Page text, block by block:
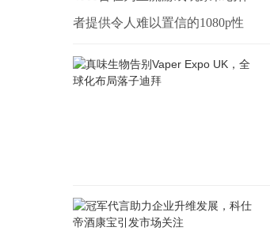
RTX 4060 Ti 星极幻姬 OC为玩家
带来新技术支持，在开启
GeForce RTX 4060 Ti系列产品由
高效的NVIDIA Ada Lovelace架构
力。
者提供令人难以置信的1080p性
欢迎的60级产品带来相较于游戏
的所有先进技术--包括DLSS 3神